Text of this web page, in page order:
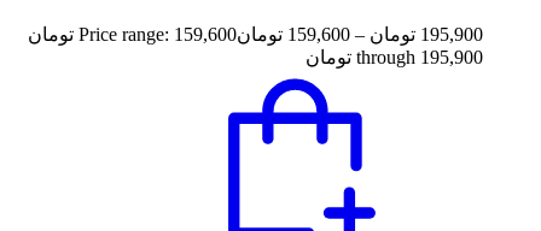
195,900 تومان –
159,600 تومان
Price range: 159,600 تومان
through 195,900 تومان